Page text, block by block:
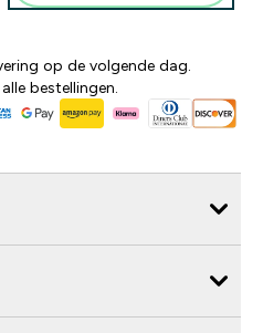
op de volgende dag.
bestellingen.